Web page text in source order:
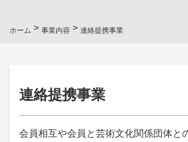
ホーム > 事業内容 > 連絡提携事業
連絡提携事業
会員相互や会員と芸術文化関係団体と